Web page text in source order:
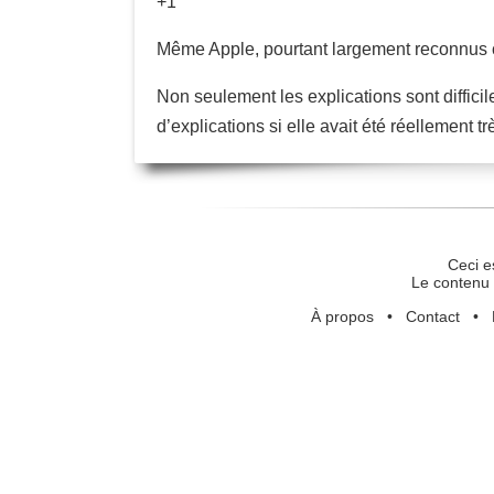
Même Apple, pourtant largement
Non seulement les explications sont
d’explications si elle avait été réellement
Ceci
Le
À propos• Contact•